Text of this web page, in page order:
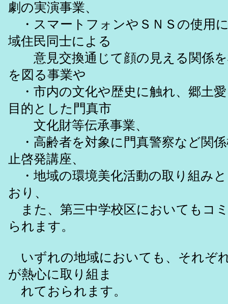
劇の実演事業、
・スマートフォンやＳＮＳの使用
域住民同士による
意見交換通じて顔の見える関係を
を図る事業や
・市内の文化や歴史に触れ、郷土
目的とした門真市
文化財等伝承事業、
・高齢者を対象に門真警察など関
止啓発講座、
・地域の環境美化活動の取り組み
おり、
また、第三中学校区においてもコ
られます。
いずれの地域においても、それぞ
が熱心に取り組ま
れておられます。